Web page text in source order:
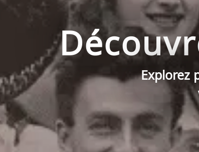
Explorez